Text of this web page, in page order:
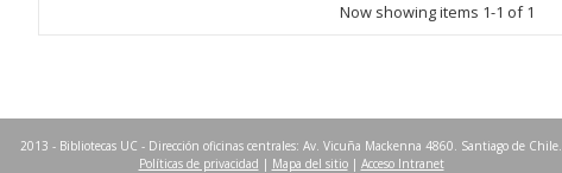
Now showing items 1-1 of 1
2013 - Bibliotecas UC - Dirección oficinas centrales: Av. Vicuña Mackenna 4860. Santiago de Chile.
Políticas de privacidad | Mapa del sitio| Acceso Intranet